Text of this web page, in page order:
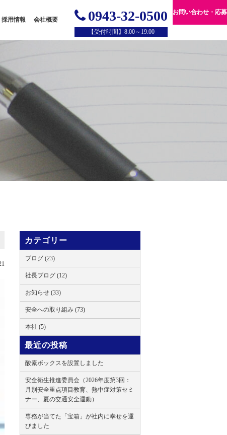
採用情報 会社概要 0943-32-0500
【受付時間】8:00～19:00
お問い合わせ・応募
カテゴリー
ブログ (23)
社長ブログ (12)
お知らせ (33)
安全への取り組み (73)
本社 (5)
最近の投稿
酸素ボックスを設置しました
安全衛生推進委員会（2026年度第3回：
月別安全重点項目教育、熱中症対策セミ
ナー、夏の交通安全運動）
専務が当てた「宝箱」が社内に幸せを運
びました